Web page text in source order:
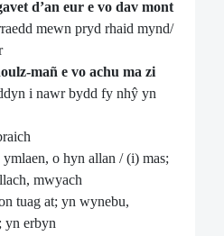
d’an eur e vo dav mont
mewn pryd rhaid mynd/
mañ e vo achu ma zi
i nawr bydd fy nhŷ yn
o hyn allan / (i) mas;
mwyach
tuag at; yn wynebu,
yn erbyn